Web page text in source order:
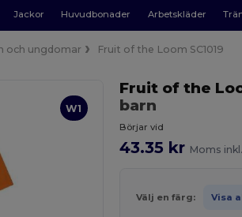
Jackor Huvudbonader Arbetskläder
och ungdomar Fruit of the Loom SC1019
W1
Fruit of the
barn
Börjar vid
43.35 kr Moms inkl.
Välj en färg: Visa